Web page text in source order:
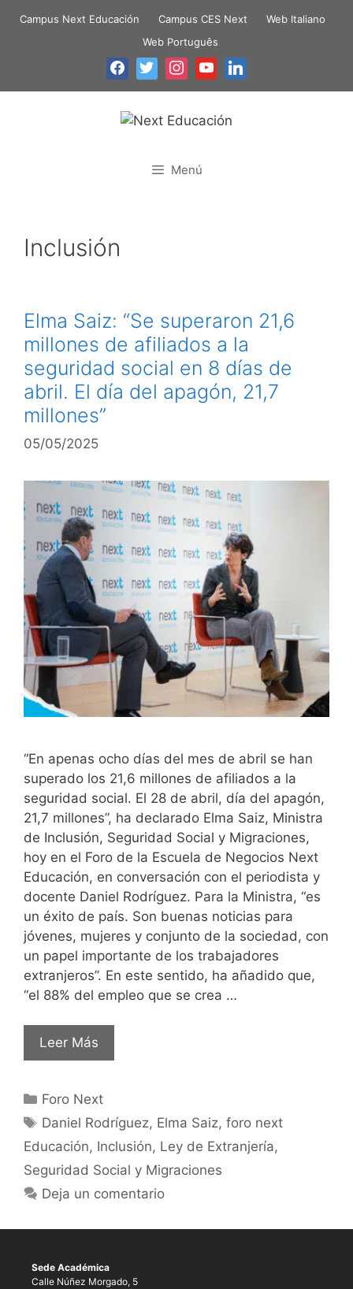
Campus Next Educación Campus CES Next
Web Italiano
Web Português
Menú
Inclusión
Elma Saiz: “Se superaron 21,6
millones de afiliados a la
seguridad social en 8 días de
abril. El día del apagón, 21,7
millones”
05/05/2025
“En apenas ocho días del mes de abril se han
superado los 21,6 millones de afiliados a la
seguridad social. El 28 de abril, día del apagón,
21,7 millones”, ha declarado Elma Saiz, Ministra
de Inclusión, Seguridad Social y Migraciones,
hoy en el Foro de la Escuela de Negocios Next
Educación, en conversación con el periodista y
docente Daniel Rodríguez. Para la Ministra, “es
un éxito de país. Son buenas noticias para
jóvenes, mujeres y conjunto de la sociedad, con
un papel importante de los trabajadores
extranjeros”. En este sentido, ha añadido que,
“el 88% del empleo que se crea …
Leer Más
Foro Next
Daniel Rodríguez, Elma Saiz,foro next
Educación, Inclusión, Ley de Extranjería,
Seguridad Social y Migraciones
Deja un comentario
Sede Académica
Calle Núñez Morgado, 5